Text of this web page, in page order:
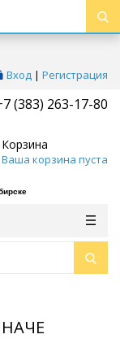
Вход | Регистрация
(383) 263-17-80
Корзина
Ваша корзина пуста